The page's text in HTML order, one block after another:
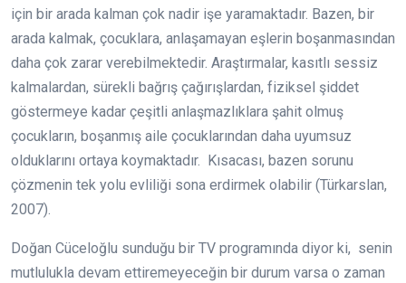
için bir arada kalman çok nadir işe yaramaktadır. Bazen, bir
arada kalmak, çocuklara, anlaşamayan eşlerin boşanmasından
daha çok zarar verebilmektedir. Araştırmalar, kasıtlı sessiz
kalmalardan, sürekli bağrış çağırışlardan, fiziksel şiddet
göstermeye kadar çeşitli anlaşmazlıklara şahit olmuş
çocukların, boşanmış aile çocuklarından daha uyumsuz
olduklarını ortaya koymaktadır. Kısacası, bazen sorunu
çözmenin tek yolu evliliği sona erdirmek olabilir (Türkarslan,
2007).
Doğan Cüceloğlu sunduğu bir TV programında diyor ki, senin
mutlulukla devam ettiremeyeceğin bir durum varsa o zaman